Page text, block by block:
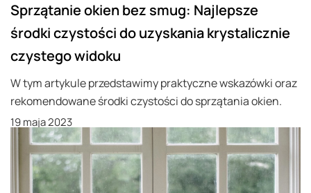
Sprzątanie okien bez smug: Najlepsze
środki czystości do uzyskania krystalicznie
czystego widoku
W tym artykule przedstawimy praktyczne wskazówki oraz
rekomendowane środki czystości do sprzątania okien.
19 maja 2023